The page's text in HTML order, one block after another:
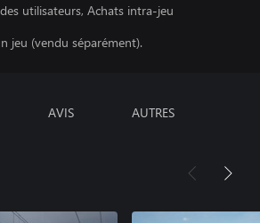
utilisateurs, Achats intra-jeu
jeu (vendu séparément).
AVIS AUTRES